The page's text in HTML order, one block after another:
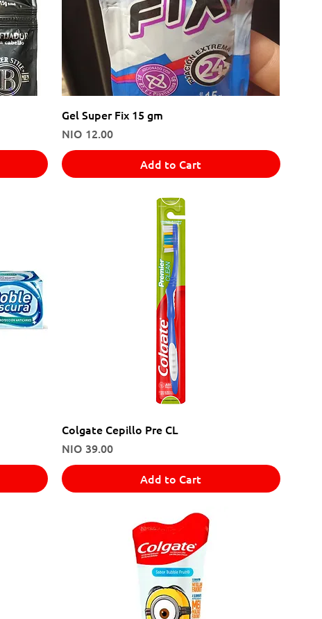
Gel Super Fix 15 gm
Price
NIO 12.00
Add to Cart
Colgate Cepillo Pre CL
Price
NIO 39.00
Add to Cart